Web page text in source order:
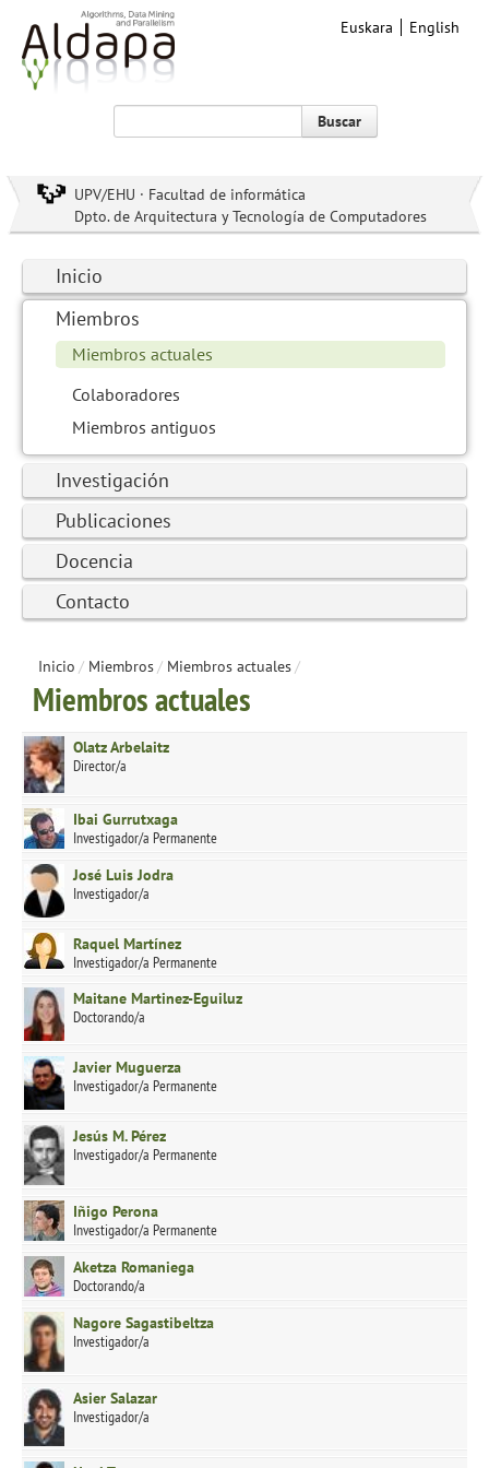
Euskara English
Buscar
UPV/EHU · Facultad de informática
Dpto. de Arquitectura y Tecnología de Computadores
Inicio
Miembros
Miembros actuales
Colaboradores
Miembros antiguos
Investigación
Publicaciones
Docencia
Contacto
Inicio / Miembros/ Miembros actuales/
Miembros actuales
Olatz Arbelaitz
Director/a
Ibai Gurrutxaga
Investigador/a Permanente
José Luis Jodra
Investigador/a
Raquel Martínez
Investigador/a Permanente
Maitane Martinez-Eguiluz
Doctorando/a
Javier Muguerza
Investigador/a Permanente
Jesús M. Pérez
Investigador/a Permanente
Iñigo Perona
Investigador/a Permanente
Aketza Romaniega
Doctorando/a
Nagore Sagastibeltza
Investigador/a
Asier Salazar
Investigador/a